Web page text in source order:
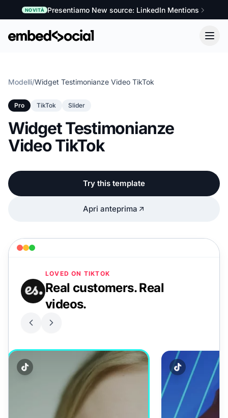
NOVITÀ Presentiamo New source: LinkedIn Mentions
Modelli/Widget Testimonianze Video TikTok
Pro TikTok Slider
Widget Testimonianze
Video TikTok
Try this template
Apri anteprima